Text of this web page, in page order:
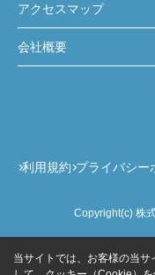
アクセスマップ
会社概要
利用規約 プライバシー
Copyright(c) 株
当サイトでは、お客様の当